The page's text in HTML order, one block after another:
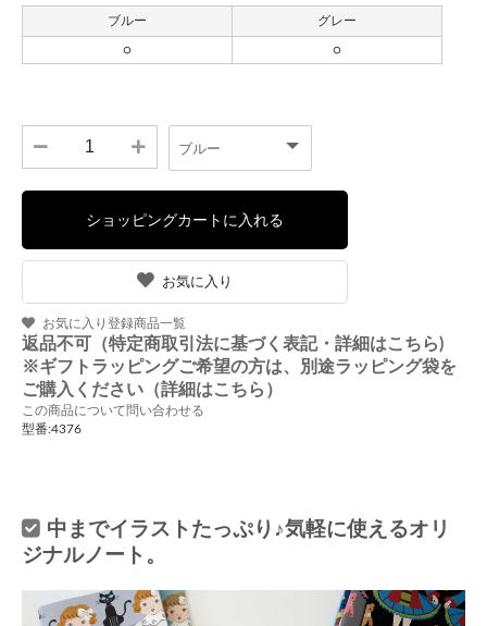
お気に入り
お気に入り登録商品一覧
返品不可（特定商取引法に基づく表記・詳細はこちら)
※ギフトラッピングご希望の方は、別途ラッピング袋を
ご購入ください（詳細はこちら）
この商品について問い合わせる
型番:4376
中までイラストたっぷり♪気軽に使えるオリ
ジナルノート。